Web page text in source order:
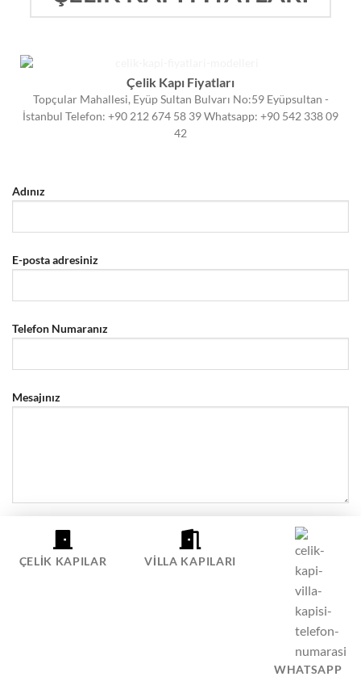
Çelik Kapı Fiyatları
Topçular Mahallesi, Eyüp Sultan Bulvarı No:59 Eyüpsultan -
İstanbul Telefon: +90 212 674 58 39 Whatsapp: +90 542 338 09
42
Adınız
E-posta adresiniz
Telefon Numaranız
Mesajınız
ÇELIK KAPILAR VILLA KAPILARI
WHATSAPP